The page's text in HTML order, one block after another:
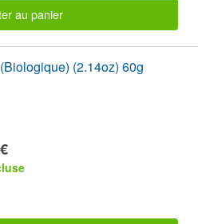
au panier
(2.14oz) 60g